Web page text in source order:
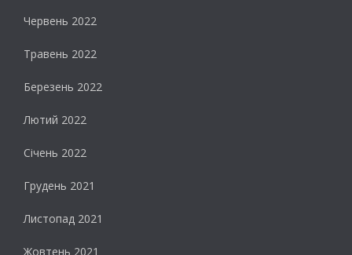
Червень 2022
Травень 2022
Березень 2022
Лютий 2022
Січень 2022
Грудень 2021
Листопад 2021
Жовтень 2021